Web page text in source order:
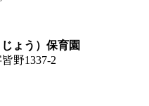
ょう）保育園
野1337-2